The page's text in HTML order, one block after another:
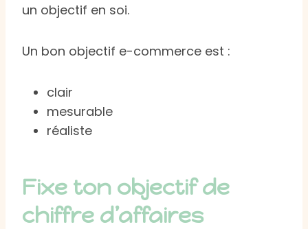
un objectif en soi.
Un bon objectif e-commerce est :
clair
mesurable
réaliste
Fixe ton objectif de
chiffre d’affaires